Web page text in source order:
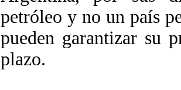
petróleo y no un país
pueden garantizar su
plazo.